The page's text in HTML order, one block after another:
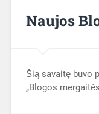
Naujos
Šią savaitę buvo
„Blogos